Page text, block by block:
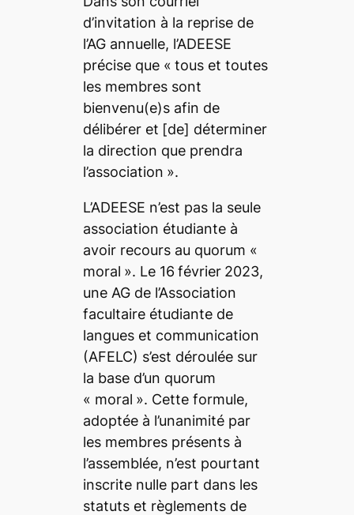
d’invitation à la reprise de
l’AG annuelle, l’ADEESE
précise que « tous et toutes
les membres sont
bienvenu(e)s afin de
délibérer et [de] déterminer
la direction que prendra
l’association ».
L’ADEESE n’est pas la seule
association étudiante à
avoir recours au quorum «
moral ». Le 16 février 2023,
une AG de l’Association
facultaire étudiante de
langues et communication
(AFELC) s’est déroulée sur
la base d’un quorum
« moral ». Cette formule,
adoptée à l’unanimité par
les membres présents à
l’assemblée, n’est pourtant
inscrite nulle part dans les
statuts et règlements de